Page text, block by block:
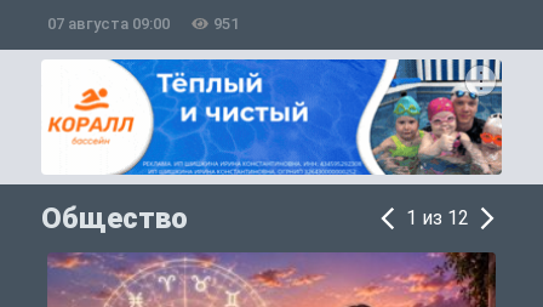
07 августа 09:00 951
Общество 1 из 12